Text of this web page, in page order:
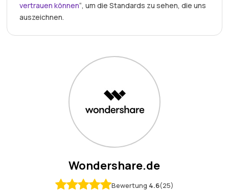
vertrauen können“, um die Standards zu sehen, die uns
auszeichnen.
Wondershare.de
Bewertung 4.6(25)